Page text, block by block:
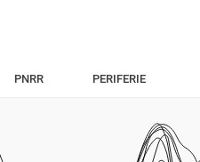
PNRR PERIFERIE